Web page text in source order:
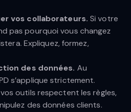
vos collaborateurs. Si votre
pas pourquoi vous changez
Expliquez, formez,
des données. Au
s’applique strictement.
outils respectent les règles,
des données clients.